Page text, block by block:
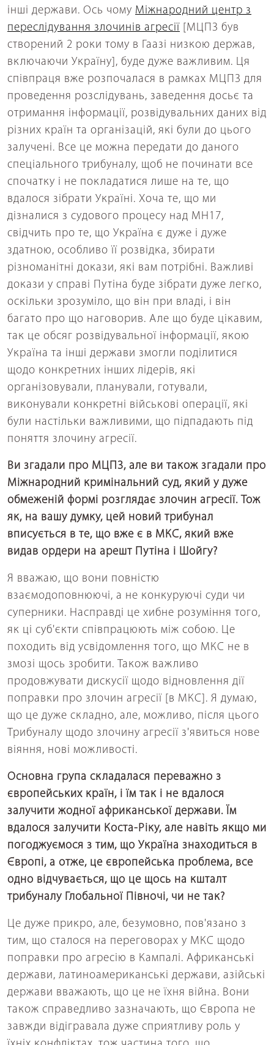
інші держави. Ось чому Міжнародний центр з
переслідування злочинів агресії [МЦПЗ був
створений 2 роки тому в Гаазі низкою держав,
включаючи Україну], буде дуже важливим. Ця
співпраця вже розпочалася в рамках МЦПЗ для
проведення розслідувань, заведення досьє та
отримання інформації, розвідувальних даних від
різних країн та організацій, які були до цього
залучені. Все це можна передати до даного
спеціального трибуналу, щоб не починати все
спочатку і не покладатися лише на те, що
вдалося зібрати Україні. Хоча те, що ми
дізналися з судового процесу над MH17,
свідчить про те, що Україна є дуже і дуже
здатною, особливо її розвідка, збирати
різноманітні докази, які вам потрібні. Важливі
докази у справі Путіна буде зібрати дуже легко,
оскільки зрозуміло, що він при владі, і він
багато про що наговорив. Але що буде цікавим,
так це обсяг розвідувальної інформації, якою
Україна та інші держави змогли поділитися
щодо конкретних інших лідерів, які
організовували, планували, готували,
виконували конкретні військові операції, які
були настільки важливими, що підпадають під
поняття злочину агресії.
Ви згадали про МЦПЗ, але ви також згадали про
Міжнародний кримінальний суд, який у дуже
обмеженій формі розглядає злочин агресії. Тож
як, на вашу думку, цей новий трибунал
вписується в те, що вже є в МКС, який вже
видав ордери на арешт Путіна і Шойгу?
Я вважаю, що вони повністю
взаємодоповнюючі, а не конкуруючі суди чи
суперники. Насправді це хибне розуміння того,
як ці суб'єкти співпрацюють між собою. Це
походить від усвідомлення того, що МКС не в
змозі щось зробити. Також важливо
продовжувати дискусії щодо відновлення дії
поправки про злочин агресії [в МКС]. Я думаю,
що це дуже складно, але, можливо, після цього
Трибуналу щодо злочину агресії з'явиться нове
віяння, нові можливості.
Основна група складалася переважно з
європейських країн, і їм так і не вдалося
залучити жодної африканської держави. Їм
вдалося залучити Коста-Ріку, але навіть якщо ми
погоджуємося з тим, що Україна знаходиться в
Європі, а отже, це європейська проблема, все
одно відчувається, що це щось на кшталт
трибуналу Глобальної Півночі, чи не так?
Це дуже прикро, але, безумовно, пов'язано з
тим, що сталося на переговорах у МКС щодо
поправки про агресію в Кампалі. Африканські
держави, латиноамериканські держави, азійські
держави вважають, що це не їхня війна. Вони
також справедливо зазначають, що Європа не
завжди відігравала дуже сприятливу роль у